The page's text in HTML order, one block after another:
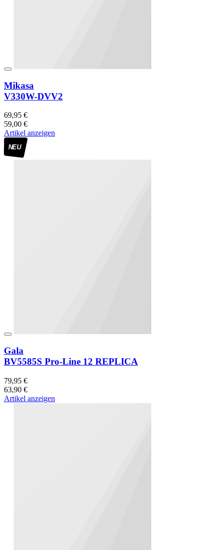
Mikasa
V330W-DVV2
69,95 €
59,00 €
Artikel anzeigen
NEU
Gala
BV5585S Pro-Line 12 REPLICA
79,95 €
63,90 €
Artikel anzeigen